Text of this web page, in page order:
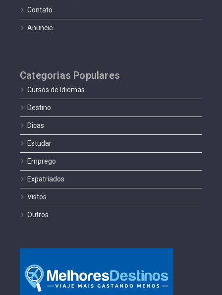
Contato
Anuncie
Categorias Populares
Cursos de Idiomas
Destino
Dicas
Estudar
Emprego
Expatriados
Vistos
Outros